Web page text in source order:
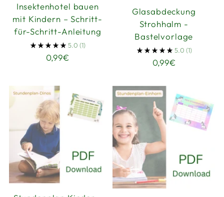
Insektenhotel bauen
mit Kindern – Schritt-
für-Schritt-Anleitung
5.0 (1)
0,99€
Glasabdeckung
Strohhalm -
Bastelvorlage
5.0 (1)
0,99€